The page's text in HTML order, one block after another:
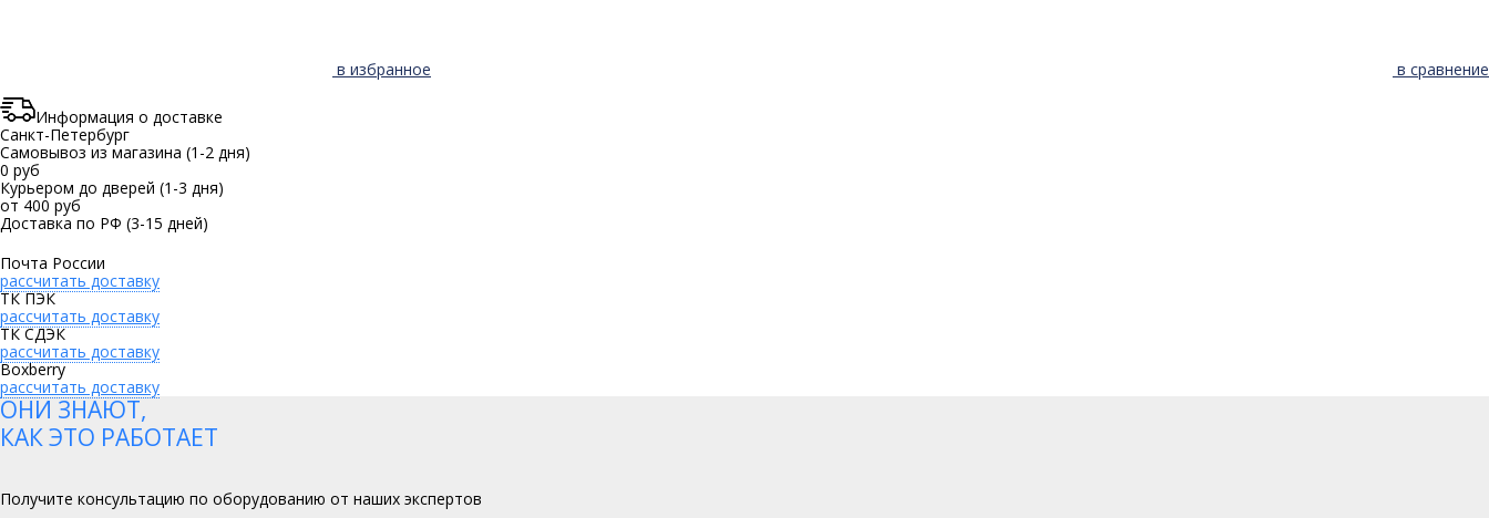
в избранное в сравнение
Информация о доставке
Санкт-Петербург
Самовывоз из магазина (1-2 дня)
0 руб
Курьером до дверей (1-3 дня)
от 400 руб
Доставка по РФ (3-15 дней)
Почта России
рассчитать доставку
ТК ПЭК
рассчитать доставку
ТК СДЭК
рассчитать доставку
Boxberry
рассчитать доставку
ОНИ ЗНАЮТ,
КАК ЭТО РАБОТАЕТ
Получите консультацию по оборудованию от наших экспертов